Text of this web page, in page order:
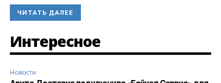
ЧИТАТЬ ДАЛЕЕ
Интересное
Новости